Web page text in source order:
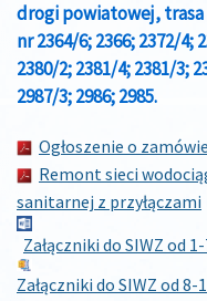
drogi powiatowej,
nr 2364/6; 2366; 2372/4;
2380/2; 2381/4; 2381/3;
2987/3; 2986; 2985.
Ogłoszenie o
Remont sieci
sanitarnej z przyłączami
Załączniki do SIWZ od
Załączniki do SIWZ od 8-